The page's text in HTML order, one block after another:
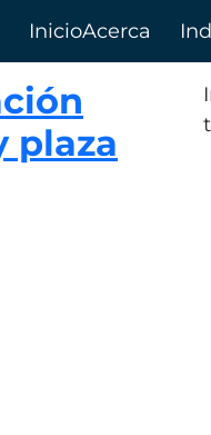
InicioAcerca
plaza